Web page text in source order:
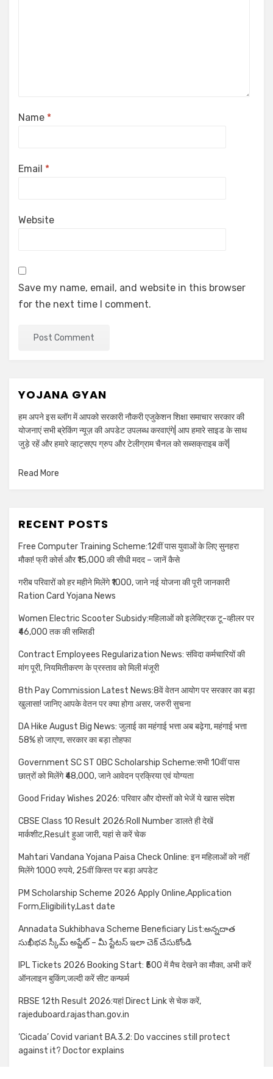
Name *
Email *
Website
Save my name, email, and website in this browser
for the next time I comment.
YOJANA GYAN
हम अपने इस ब्लॉग में आपको सरकारी नौकरी एजुकेशन शिक्षा समाचार सरकार की
योजनाएं सभी ब्रेकिंग न्यूज़ की अपडेट उपलब्ध करवाएंगे| आप हमारे साइड के साथ
जुड़े रहें और हमारे व्हाट्सएप ग्रुप और टेलीग्राम चैनल को सब्सक्राइब करें|
Read More
RECENT POSTS
Free Computer Training Scheme:12वीं पास युवाओं के लिए सुनहरा
मौका! फ्री कोर्स और ₹15,000 की सीधी मदद – जानें कैसे
गरीब परिवारों को हर महीने मिलेंगे ₹1000, जाने नई योजना की पूरी जानकारी
Ration Card Yojana News
Women Electric Scooter Subsidy:महिलाओं को इलेक्ट्रिक टू-व्हीलर पर
₹46,000 तक की सब्सिडी
Contract Employees Regularization News: संविदा कर्मचारियों की
मांग पूरी, नियमितीकरण के प्रस्ताव को मिली मंजूरी
8th Pay Commission Latest News:8वें वेतन आयोग पर सरकार का बड़ा
खुलासा! जानिए आपके वेतन पर क्या होगा असर, जरुरी सुचना
DA Hike August Big News: जुलाई का महंगाई भत्ता अब बढ़ेगा, महंगाई भत्ता
58% हो जाएगा, सरकार का बड़ा तोहफा
Government SC ST OBC Scholarship Scheme:सभी 10वीं पास
छात्रों को मिलेंगे ₹48,000, जाने आवेदन प्रक्रिया एवं योग्यता
Good Friday Wishes 2026: परिवार और दोस्तों को भेजें ये खास संदेश
CBSE Class 10 Result 2026:Roll Number डालते ही देखें
मार्कशीट,Result हुआ जारी, यहां से करें चेक
Mahtari Vandana Yojana Paisa Check Online: इन महिलाओं को नहीं
मिलेंगे 1000 रुपये, 25वीं किस्त पर बड़ा अपडेट
PM Scholarship Scheme 2026 Apply Online,Application
Form,Eligibility,Last date
Annadata Sukhibhava Scheme Beneficiary List:అన్నదాత
సుఖీభవ స్కీమ్ అప్డేట్ – మీ స్టేటస్ ఇలా చెక్ చేసుకోండి
IPL Tickets 2026 Booking Start: ₹500 में मैच देखने का मौका, अभी करें
ऑनलाइन बुकिंग,जल्दी करें सीट कन्फर्म
RBSE 12th Result 2026:यहां Direct Link से चेक करें,
rajeduboard.rajasthan.gov.in
‘Cicada’ Covid variant BA.3.2: Do vaccines still protect
against it? Doctor explains